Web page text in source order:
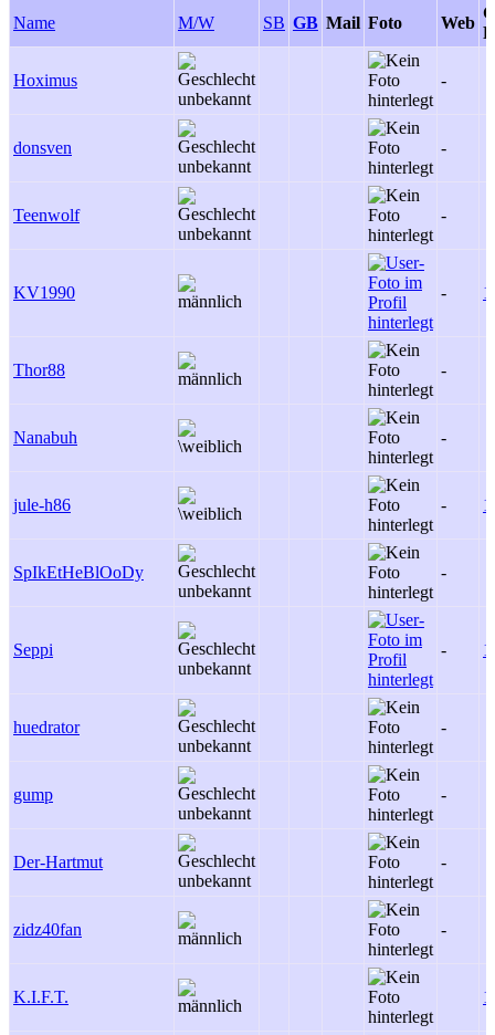
Name M/W SB GB Mail Foto Web
Hoximus -
donsven -
Teenwolf -
KV1990 -
Thor88 -
Nanabuh -
jule-h86 -
SpIkEtHeBlOoDy -
Seppi - 1
huedrator -
gump -
Der-Hartmut -
zidz40fan -
K.I.F.T. 1